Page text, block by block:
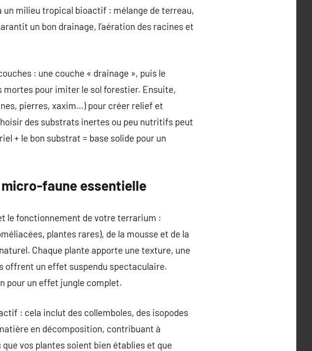
milieu tropical bioactif : mélange de terreau,
un bon drainage, l’aération des racines et
: une couche « drainage », puis le
pour imiter le sol forestier. Ensuite,
pierres, xaxim…) pour créer relief et
des substrats inertes ou peu nutritifs peut
+ le bon substrat = base solide pour un
faune essentielle
le fonctionnement de votre terrarium :
plantes rares), de la mousse et de la
Chaque plante apporte une texture, une
offrent un effet suspendu spectaculaire.
pour un effet jungle complet.
: cela inclut des collemboles, des isopodes
en décomposition, contribuant à
vos plantes soient bien établies et que